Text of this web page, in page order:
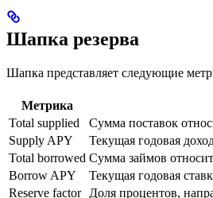
Шапка резерва
Шапка представляет следующие
Метрика
Total supplied
Сумма поставок
Supply APY
Текущая годовая
Total borrowed Сумма займов
Borrow APY
Текущая годовая
Reserve factor
Доля процентов,